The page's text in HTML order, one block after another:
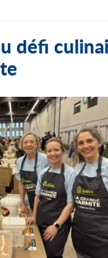
défi